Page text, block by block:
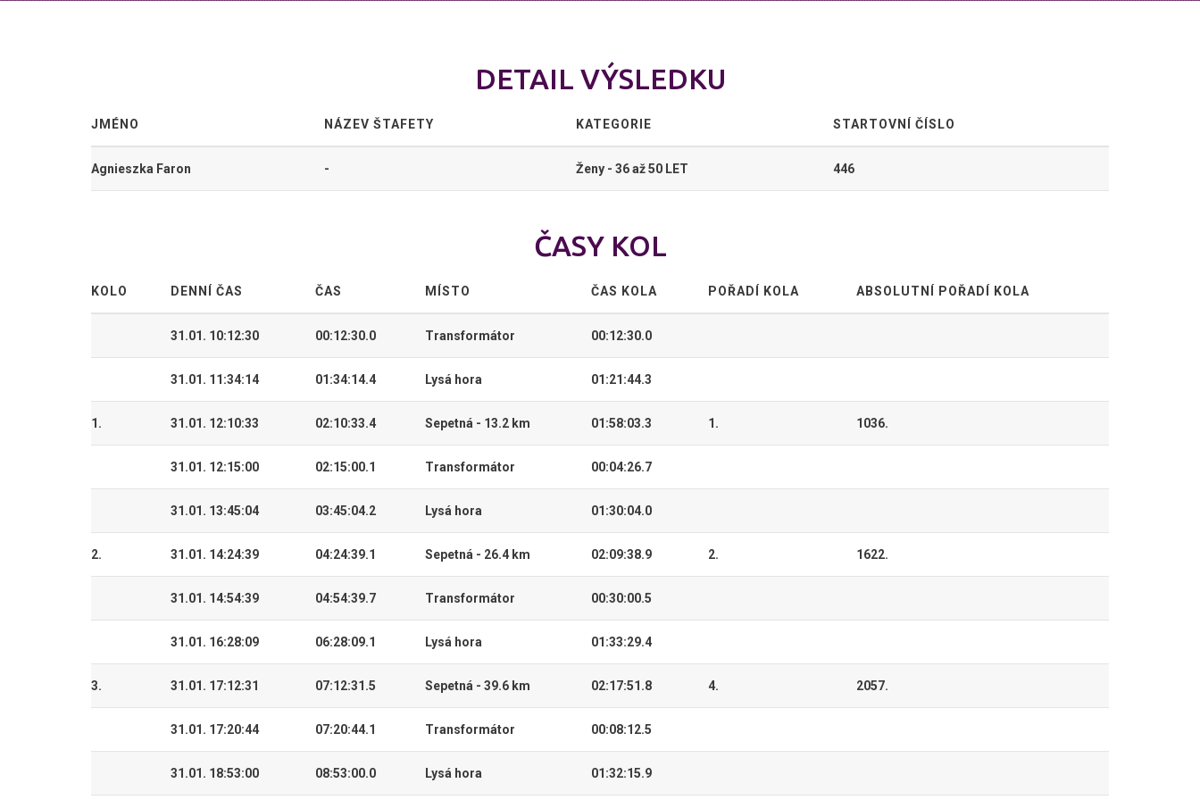
DETAIL VÝSLEDKU
JMÉNO NÁZEV ŠTAFETY KATEGORIE STARTOVNÍ ČÍSLO
Agnieszka Faron - Ženy - 36 až 50 LET 446
ČASY KOL
KOLO DENNÍ ČAS ČAS MÍSTO ČAS KOLA POŘADÍ KOLA ABSOLUTNÍ POŘADÍ KOLA
31.01. 10:12:30 00:12:30.0 Transformátor 00:12:30.0
31.01. 11:34:14 01:34:14.4 Lysá hora 01:21:44.3
1. 31.01. 12:10:33 02:10:33.4 Sepetná - 13.2 km 01:58:03.3 1. 1036.
31.01. 12:15:00 02:15:00.1 Transformátor 00:04:26.7
31.01. 13:45:04 03:45:04.2 Lysá hora 01:30:04.0
2. 31.01. 14:24:39 04:24:39.1 Sepetná - 26.4 km 02:09:38.9 2. 1622.
31.01. 14:54:39 04:54:39.7 Transformátor 00:30:00.5
31.01. 16:28:09 06:28:09.1 Lysá hora 01:33:29.4
3. 31.01. 17:12:31 07:12:31.5 Sepetná - 39.6 km 02:17:51.8 4. 2057.
31.01. 17:20:44 07:20:44.1 Transformátor 00:08:12.5
31.01. 18:53:00 08:53:00.0 Lysá hora 01:32:15.9